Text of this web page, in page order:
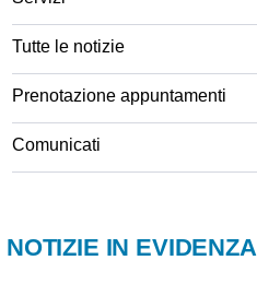
Tutte le notizie
Prenotazione appuntamenti
Comunicati
NOTIZIE IN EVIDENZA